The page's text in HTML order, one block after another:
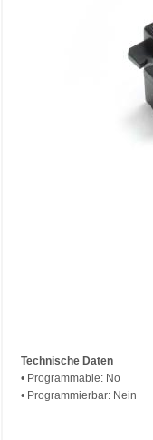
Technische Daten
• Programmable: No
• Programmierbar: Nein